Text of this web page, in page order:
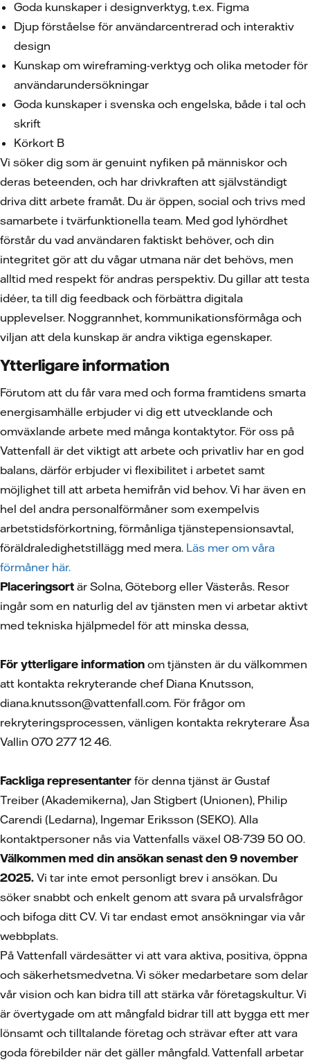
Goda kunskaper i designverktyg, t.ex. Figma
Djup förståelse för användarcentrerad och interaktiv
design
Kunskap om wireframing-verktyg och olika metoder för
användarundersökningar
Goda kunskaper i svenska och engelska, både i tal och
skrift
Körkort B
Vi söker dig som är genuint nyfiken på människor och
deras beteenden, och har drivkraften att självständigt
driva ditt arbete framåt. Du är öppen, social och trivs med
samarbete i tvärfunktionella team. Med god lyhördhet
förstår du vad användaren faktiskt behöver, och din
integritet gör att du vågar utmana när det behövs, men
alltid med respekt för andras perspektiv. Du gillar att testa
idéer, ta till dig feedback och förbättra digitala
upplevelser. Noggrannhet, kommunikationsförmåga och
viljan att dela kunskap är andra viktiga egenskaper.
Ytterligare information
Förutom att du får vara med och forma framtidens smarta
energisamhälle erbjuder vi dig ett utvecklande och
omväxlande arbete med många kontaktytor. För oss på
Vattenfall är det viktigt att arbete och privatliv har en god
balans, därför erbjuder vi flexibilitet i arbetet samt
möjlighet till att arbeta hemifrån vid behov. Vi har även en
hel del andra personalförmåner som exempelvis
arbetstidsförkortning, förmånliga tjänstepensionsavtal,
föräldraledighetstillägg med mera. Läs mer om våra
förmåner här.
Placeringsort är Solna, Göteborg eller Västerås. Resor
ingår som en naturlig del av tjänsten men vi arbetar aktivt
med tekniska hjälpmedel för att minska dessa,
För ytterligare information om tjänsten är du välkommen
att kontakta rekryterande chef Diana Knutsson,
diana.knutsson@vattenfall.com. För frågor om
rekryteringsprocessen, vänligen kontakta rekryterare Åsa
Vallin 070 277 12 46.
Fackliga representanter för denna tjänst är Gustaf
Treiber (Akademikerna), Jan Stigbert (Unionen), Philip
Carendi (Ledarna), Ingemar Eriksson (SEKO). Alla
kontaktpersoner nås via Vattenfalls växel 08-739 50 00.
Välkommen med din ansökan senast den 9 november
2025. Vi tar inte emot personligt brev i ansökan. Du
söker snabbt och enkelt genom att svara på urvalsfrågor
och bifoga ditt CV. Vi tar endast emot ansökningar via vår
webbplats.
På Vattenfall värdesätter vi att vara aktiva, positiva, öppna
och säkerhetsmedvetna. Vi söker medarbetare som delar
vår vision och kan bidra till att stärka vår företagskultur. Vi
är övertygade om att mångfald bidrar till att bygga ett mer
lönsamt och tilltalande företag och strävar efter att vara
goda förebilder när det gäller mångfald. Vattenfall arbetar